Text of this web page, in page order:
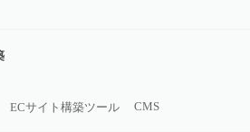
ECサイト構築ツール CMS